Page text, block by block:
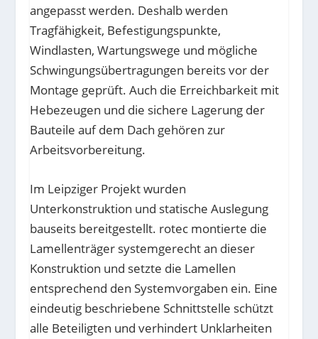
angepasst werden. Deshalb werden
Tragfähigkeit, Befestigungspunkte,
Windlasten, Wartungswege und mögliche
Schwingungsübertragungen bereits vor der
Montage geprüft. Auch die Erreichbarkeit mit
Hebezeugen und die sichere Lagerung der
Bauteile auf dem Dach gehören zur
Arbeitsvorbereitung.
Im Leipziger Projekt wurden
Unterkonstruktion und statische Auslegung
bauseits bereitgestellt. rotec montierte die
Lamellenträger systemgerecht an dieser
Konstruktion und setzte die Lamellen
entsprechend den Systemvorgaben ein. Eine
eindeutig beschriebene Schnittstelle schützt
alle Beteiligten und verhindert Unklarheiten